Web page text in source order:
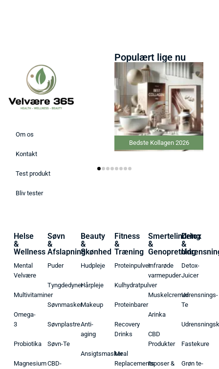
Om os
Kontakt
Test produkt
Bliv tester
Populært lige nu
Bedste Kollagen 2026
Helse
&
Wellness
Mental
Velvære
Multivitaminer
Omega-
3
Probiotika
Magnesium
Søvn
&
Afslapning
Puder
Tyngdedyner
Søvnmasker
Søvnplastre
Søvn-Te
CBD-
Beauty
&
Skønhed
Hudpleje
Hårpleje
Makeup
Anti-
aging
Ansigtsmasker
Fitness
&
Træning
Proteinpulver
Kulhydratpulver
Proteinbarer
Recovery
Drinks
Meal
Replacements
Smertelindring
&
Genopretning
Infrarøde
varmepuder
Muskelcremer
Arinka
CBD
Produkter
Isposer &
Detox
&
Detox-
Juicer
Udrensnings-
Te
Fastekure
Grøn te-